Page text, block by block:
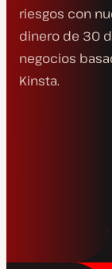
riesgos con
dinero de 30
negocios
Kinsta.